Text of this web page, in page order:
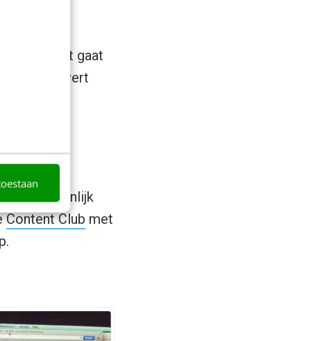
Het gaat
Dat levert
je eigenlijk
Content Club met